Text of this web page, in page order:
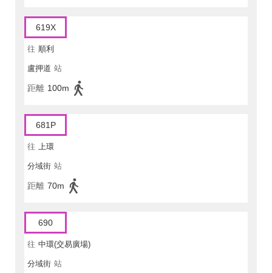
619X
往 順利
盧押道 站
距離 100m
681P
往 上環
分域街 站
距離 70m
690
往 中環(交易廣場)
分域街 站